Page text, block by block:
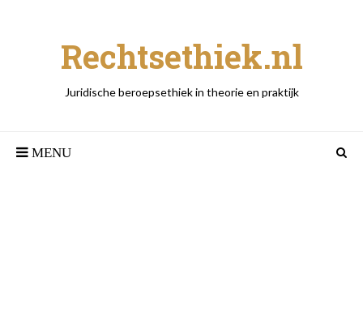
Rechtsethiek.nl
Juridische beroepsethiek in theorie en praktijk